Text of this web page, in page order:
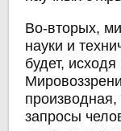
Во-вторых,
науки и
будет,
производная,
запросы